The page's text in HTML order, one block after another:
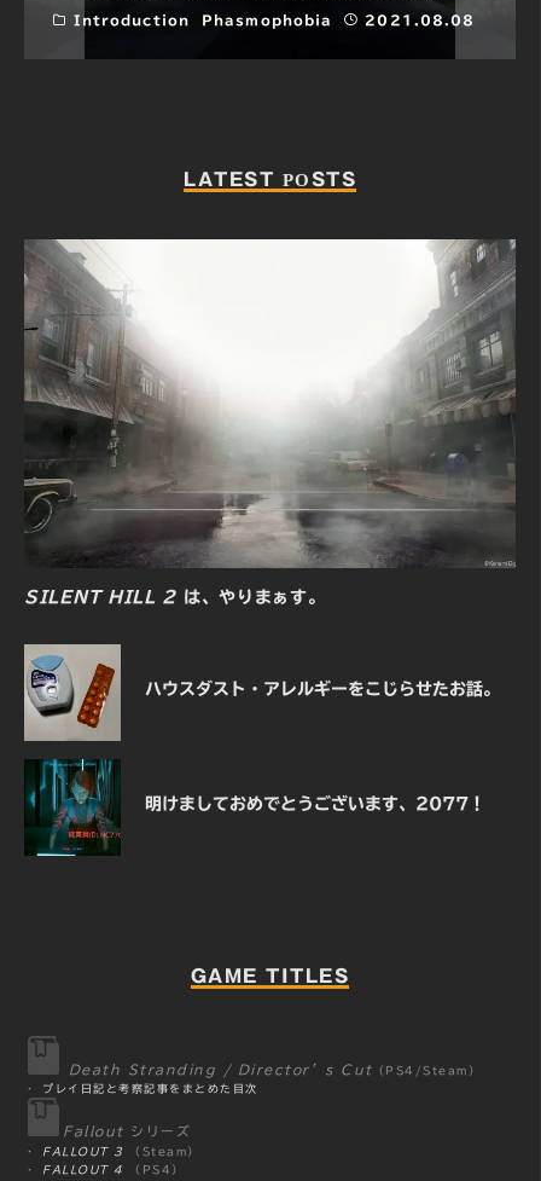
2017.08.07
LATEST POSTS
SILENT HILL 2 は、やりまぁす。
ハウスダスト・アレルギーをこじらせたお話。
明けましておめでとうございます、2077！
GAME TITLES
Death Stranding / Director’s Cut （PS4/Steam）
・
プレイ日記と考察記事をまとめた目次
Fallout シリーズ
・ FALLOUT 3
（Steam）
・
FALLOUT 4 （PS4）